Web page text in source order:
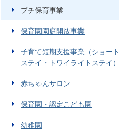
プチ保育事業
保育園園庭開放事業
子育て短期支援事業（ショート
ステイ・トワイライトステイ）
赤ちゃんサロン
保育園・認定こども園
幼稚園